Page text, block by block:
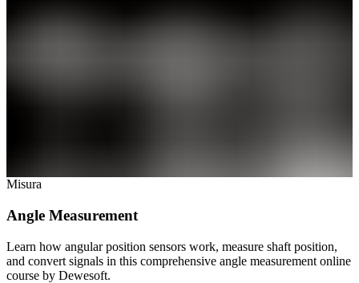
Misura
Angle Measurement
Learn how angular position sensors work, measure shaft position,
and convert signals in this comprehensive angle measurement online
course by Dewesoft.